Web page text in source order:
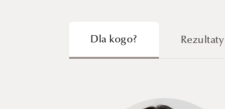
Dla kogo? Rezultaty